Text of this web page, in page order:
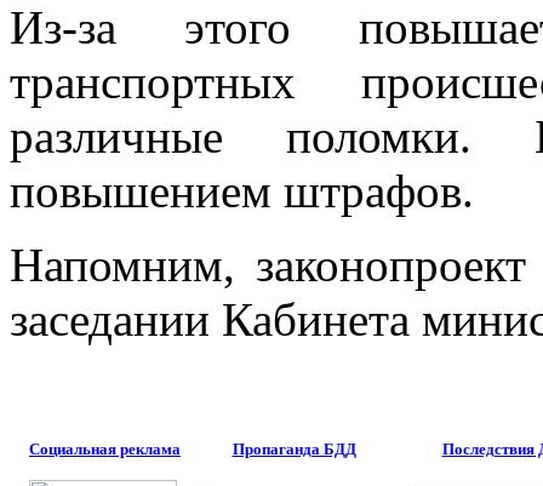
Из-за этого
транспортных
различные
повышением штрафов.
Напомним,
заседании Кабинета
Социальная реклама Пропаганда БДД